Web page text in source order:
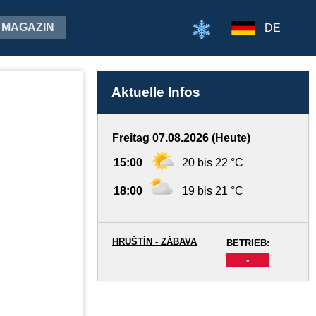
MAGAZIN DE
Aktuelle Infos
Freitag 07.08.2026 (Heute)
15:00 20 bis 22 °C
18:00 19 bis 21 °C
BETRIEB:
-
HRUŠTÍN - ZÁBAVA